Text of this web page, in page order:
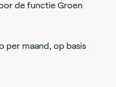
de functie Groen
per maand, op basis